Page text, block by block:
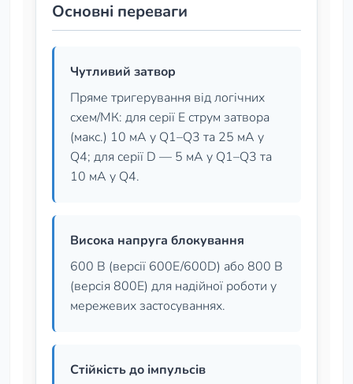
Основні переваги
Чутливий затвор
Пряме тригерування від логічних
схем/МК: для серії E струм затвора
(макс.) 10 мА у Q1–Q3 та 25 мА у
Q4; для серії D — 5 мА у Q1–Q3 та
10 мА у Q4.
Висока напруга блокування
600 В (версії 600E/600D) або 800 В
(версія 800E) для надійної роботи у
мережевих застосуваннях.
Стійкість до імпульсів